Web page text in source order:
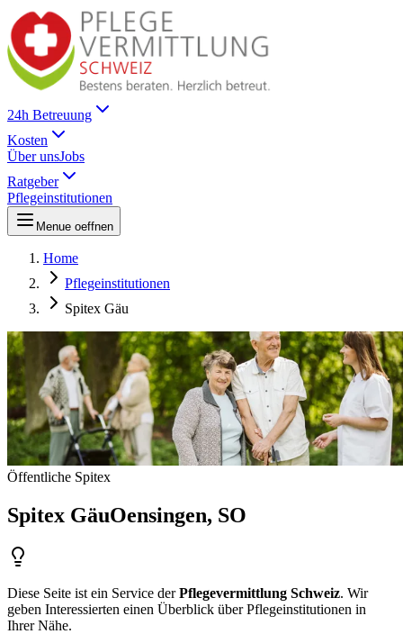
24h Betreuung
Kosten
Über unsJobs
Ratgeber
Pflegeinstitutionen
Menue oeffnen
Home
Pflegeinstitutionen
Spitex Gäu
Öffentliche Spitex
Spitex GäuOensingen, SO
Diese Seite ist ein Service derPflegevermittlung Schweiz. Wir
geben Interessierten einen Überblick über Pflegeinstitutionen in
Ihrer Nähe.